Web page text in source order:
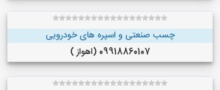
چسب صنعتی و اسپره های خودرویی
09918860107 (اهواز )